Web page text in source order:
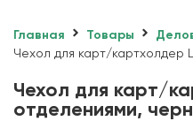
Главная Товары
Чехол для карт/картхолдер
Чехол для карт/
отделениями,